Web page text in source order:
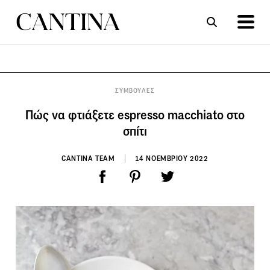
ΣΥΜΒΟΥΛΕΣ
Πώς να φτιάξετε espresso macchiato στο
σπίτι
CANTINA TEAM 14 ΝΟΕΜΒΡΙΟΥ 2022